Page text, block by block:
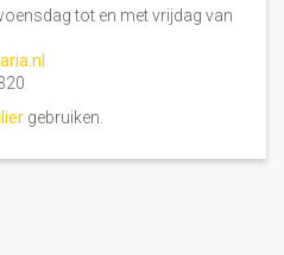
tot en met vrijdag van
gebruiken.